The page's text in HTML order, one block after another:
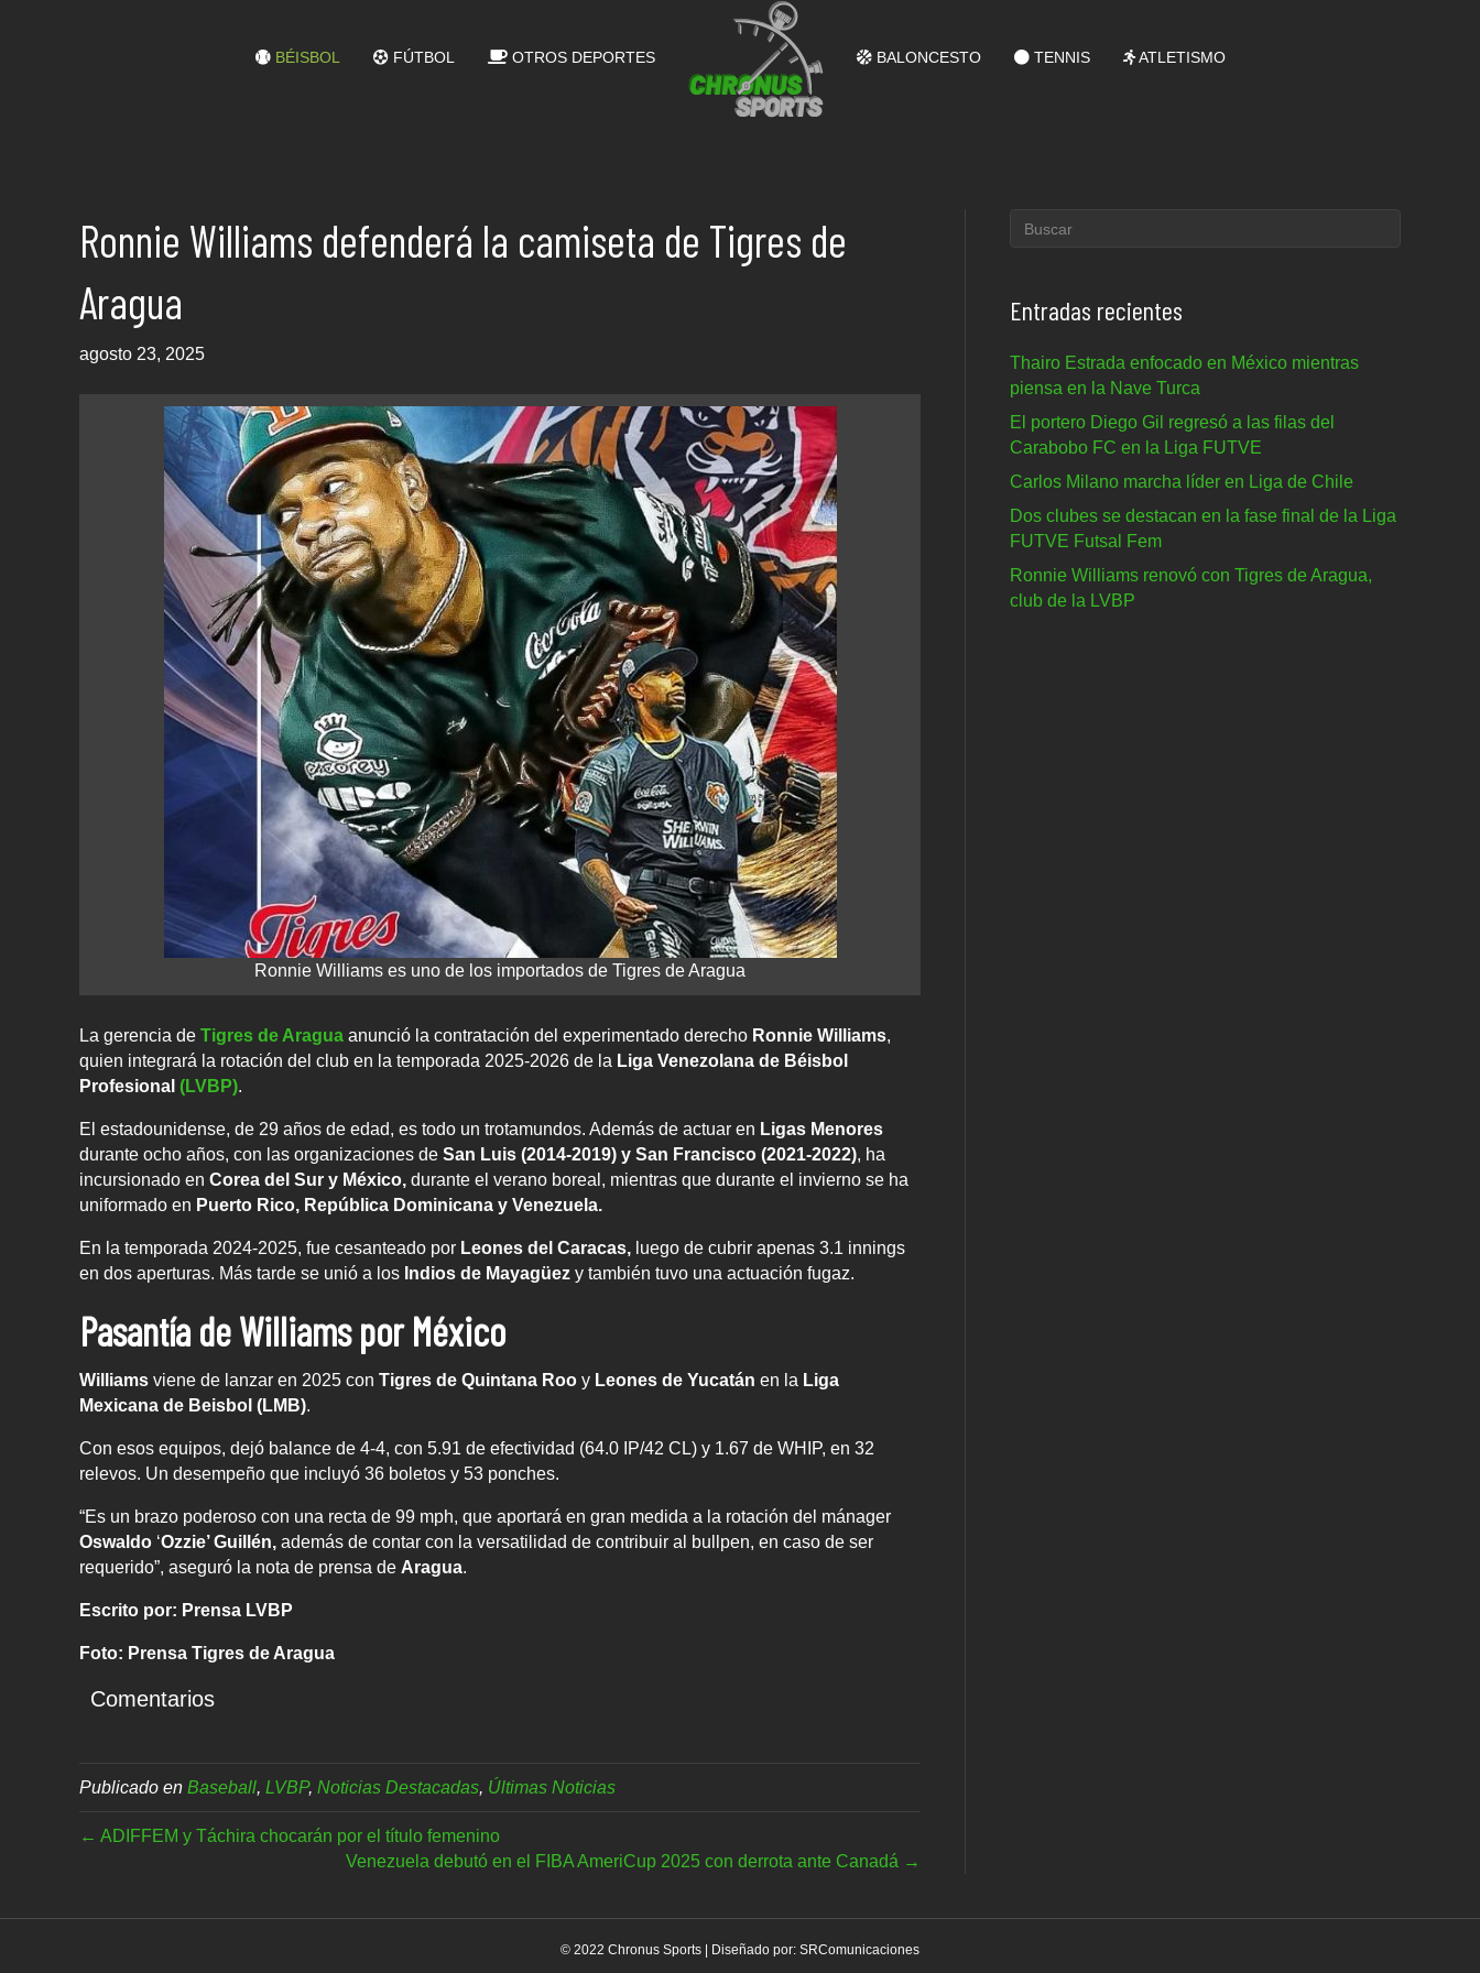
BÉISBOL FÚTBOL OTROS DEPORTES BALONCESTO TENNIS ATLETISMO
Ronnie Williams defenderá la camiseta de Tigres de
Aragua
agosto 23, 2025
Ronnie Williams es uno de los importados de Tigres de Aragua
La gerencia de Tigres de Aragua anunció la contratación del experimentado derecho Ronnie Williams,
quien integrará la rotación del club en la temporada 2025-2026 de la Liga Venezolana de Béisbol
Profesional (LVBP).
El estadounidense, de 29 años de edad, es todo un trotamundos. Además de actuar en Ligas Menores
durante ocho años, con las organizaciones de San Luis (2014-2019) y San Francisco (2021-2022), ha
incursionado en Corea del Sur y México, durante el verano boreal, mientras que durante el invierno se ha
uniformado en Puerto Rico, República Dominicana y Venezuela.
En la temporada 2024-2025, fue cesanteado por Leones del Caracas, luego de cubrir apenas 3.1 innings
en dos aperturas. Más tarde se unió a los Indios de Mayagüez y también tuvo una actuación fugaz.
Pasantía de Williams por México
Williams viene de lanzar en 2025 con Tigres de Quintana Roo y Leones de Yucatán en la Liga
Mexicana de Beisbol (LMB).
Con esos equipos, dejó balance de 4-4, con 5.91 de efectividad (64.0 IP/42 CL) y 1.67 de WHIP, en 32
relevos. Un desempeño que incluyó 36 boletos y 53 ponches.
“Es un brazo poderoso con una recta de 99 mph, que aportará en gran medida a la rotación del mánager
Oswaldo ‘Ozzie’ Guillén, además de contar con la versatilidad de contribuir al bullpen, en caso de ser
requerido”, aseguró la nota de prensa de Aragua.
Escrito por: Prensa LVBP
Foto: Prensa Tigres de Aragua
Comentarios
Publicado en Baseball, LVBP, Noticias Destacadas, Últimas Noticias
← ADIFFEM y Táchira chocarán por el título femenino
Venezuela debutó en el FIBA AmeriCup 2025 con derrota ante Canadá →
Entradas recientes
Thairo Estrada enfocado en México mientras
piensa en la Nave Turca
El portero Diego Gil regresó a las filas del
Carabobo FC en la Liga FUTVE
Carlos Milano marcha líder en Liga de Chile
Dos clubes se destacan en la fase final de la Liga
FUTVE Futsal Fem
Ronnie Williams renovó con Tigres de Aragua,
club de la LVBP
© 2022 Chronus Sports | Diseñado por: SRComunicaciones